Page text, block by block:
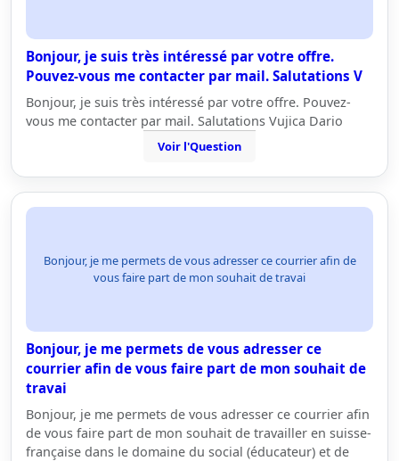
Bonjour, je suis très intéressé par votre offre.
Pouvez-vous me contacter par mail. Salutations V
Bonjour, je suis très intéressé par votre offre. Pouvez-
vous me contacter par mail. Salutations Vujica Dario
Voir l'Question
Bonjour, je me permets de vous adresser ce courrier afin de
vous faire part de mon souhait de travai
Bonjour, je me permets de vous adresser ce
courrier afin de vous faire part de mon souhait de
travai
Bonjour, je me permets de vous adresser ce courrier afin
de vous faire part de mon souhait de travailler en suisse-
française dans le domaine du social (éducateur) et de